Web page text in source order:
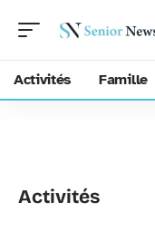
Activités Famille
Activités